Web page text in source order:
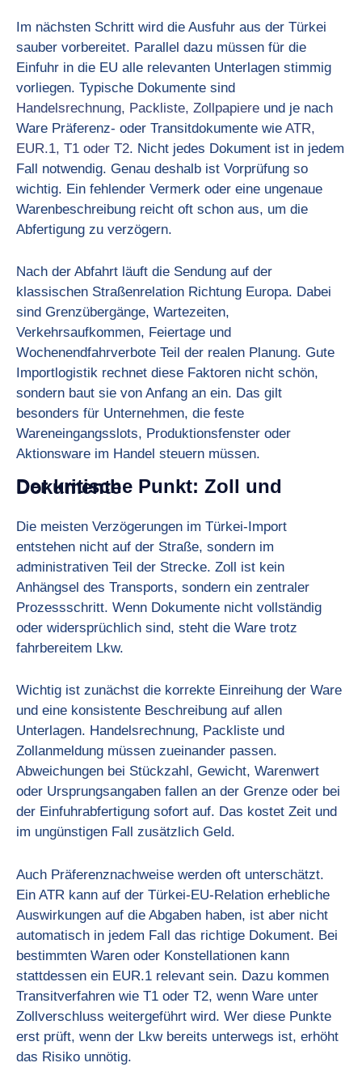
Im nächsten Schritt wird die Ausfuhr aus der Türkei
sauber vorbereitet. Parallel dazu müssen für die
Einfuhr in die EU alle relevanten Unterlagen stimmig
vorliegen. Typische Dokumente sind
Handelsrechnung, Packliste, Zollpapiere und je nach
Ware Präferenz- oder Transitdokumente wie ATR,
EUR.1, T1 oder T2. Nicht jedes Dokument ist in jedem
Fall notwendig. Genau deshalb ist Vorprüfung so
wichtig. Ein fehlender Vermerk oder eine ungenaue
Warenbeschreibung reicht oft schon aus, um die
Abfertigung zu verzögern.
Nach der Abfahrt läuft die Sendung auf der
klassischen Straßenrelation Richtung Europa. Dabei
sind Grenzübergänge, Wartezeiten,
Verkehrsaufkommen, Feiertage und
Wochenendfahrverbote Teil der realen Planung. Gute
Importlogistik rechnet diese Faktoren nicht schön,
sondern baut sie von Anfang an ein. Das gilt
besonders für Unternehmen, die feste
Wareneingangsslots, Produktionsfenster oder
Aktionsware im Handel steuern müssen.
Der kritische Punkt: Zoll und Dokumente
Die meisten Verzögerungen im Türkei-Import
entstehen nicht auf der Straße, sondern im
administrativen Teil der Strecke. Zoll ist kein
Anhängsel des Transports, sondern ein zentraler
Prozessschritt. Wenn Dokumente nicht vollständig
oder widersprüchlich sind, steht die Ware trotz
fahrbereitem Lkw.
Wichtig ist zunächst die korrekte Einreihung der Ware
und eine konsistente Beschreibung auf allen
Unterlagen. Handelsrechnung, Packliste und
Zollanmeldung müssen zueinander passen.
Abweichungen bei Stückzahl, Gewicht, Warenwert
oder Ursprungsangaben fallen an der Grenze oder bei
der Einfuhrabfertigung sofort auf. Das kostet Zeit und
im ungünstigen Fall zusätzlich Geld.
Auch Präferenznachweise werden oft unterschätzt.
Ein ATR kann auf der Türkei-EU-Relation erhebliche
Auswirkungen auf die Abgaben haben, ist aber nicht
automatisch in jedem Fall das richtige Dokument. Bei
bestimmten Waren oder Konstellationen kann
stattdessen ein EUR.1 relevant sein. Dazu kommen
Transitverfahren wie T1 oder T2, wenn Ware unter
Zollverschluss weitergeführt wird. Wer diese Punkte
erst prüft, wenn der Lkw bereits unterwegs ist, erhöht
das Risiko unnötig.